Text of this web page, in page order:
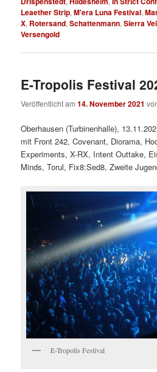
Leaether Strip,M'era Luna Festival,
X, Rotersand,Schattenmann,Sierra
Versengold
E-Tropolis Festival
Veröffentlicht am14. November 2021
Oberhausen (Turbinenhalle),
mit Front 242, Covenant, Diorama,
Experiments, X-RX, Intent Outtake,
Minds, Torul, Fix8:Sed8, Zweite
E-Tropolis Festival